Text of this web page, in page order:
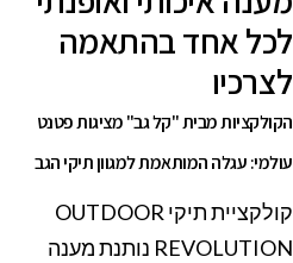
לכל אחד בהתאמה
לצרכיו
הקולקציות מבית "קל גב" מציגות פטנט
עולמי: עגלה המותאמת למגוון תיקי הגב
קולקציית תיקי OUTDOOR
REVOLUTION נותנת מענה